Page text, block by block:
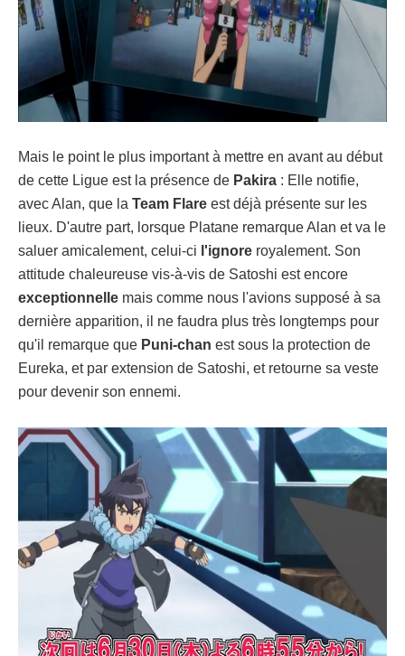
Mais le point le plus important à mettre en avant au début
de cette Ligue est la présence de Pakira : Elle notifie,
avec Alan, que la Team Flare est déjà présente sur les
lieux. D'autre part, lorsque Platane remarque Alan et va le
saluer amicalement, celui-ci l'ignore royalement. Son
attitude chaleureuse vis-à-vis de Satoshi est encore
exceptionnelle mais comme nous l'avions supposé à sa
dernière apparition, il ne faudra plus très longtemps pour
qu'il remarque que Puni-chan est sous la protection de
Eureka, et par extension de Satoshi, et retourne sa veste
pour devenir son ennemi.